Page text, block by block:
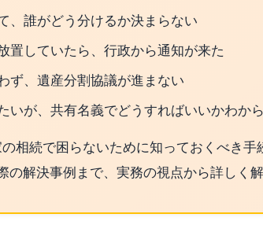
、誰がどう分けるか決まらない
置していたら、行政から通知が来た
ず、遺産分割協議が進まない
いが、共有名義でどうすればいいかわか
相続で困らないために知っておくべき手
の解決事例まで、実務の視点から詳しく解